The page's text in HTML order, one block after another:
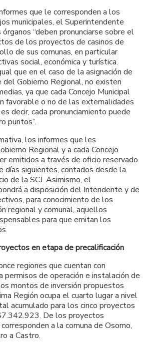
que le corresponden a los
municipales, el Superintendente
“deben pronunciarse sobre el
de los proyectos de casinos de
de sus comunas, en particular
social, económica y turística.
que en el caso de la asignación de
Gobierno Regional, no existen
ya que cada Concejo Municipal
favorable o no de las externalidades
decir, cada pronunciamiento puede
puntos”.
los informes que les
Regional y a cada Concejo
emitidos a través de oficio reservado
días siguientes, contados desde la
de la SCJ. Asimismo, el
a disposición del Intendente y de
para conocimiento de los
regional y comunal, aquellos
para que emitan los
en etapa de precalificación
regiones que cuentan con
permisos de operación e instalación de
montos de inversión propuestos
Región ocupa el cuarto lugar a nivel
acumulado para los cinco proyectos
De los proyectos
a la comuna de Osorno,
a Castro.